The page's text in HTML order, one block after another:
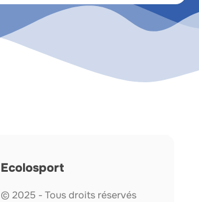
Ecolosport
© 2025 - Tous droits réservés